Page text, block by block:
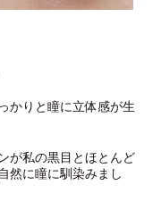
かりと瞳に立体感が生
が私の黒目とほとんど
然に瞳に馴染みまし